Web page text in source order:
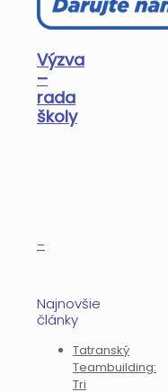
Výzva
–
rada
školy
–
Najnovšie
články
Tatranský
Teambuilding:
Tri